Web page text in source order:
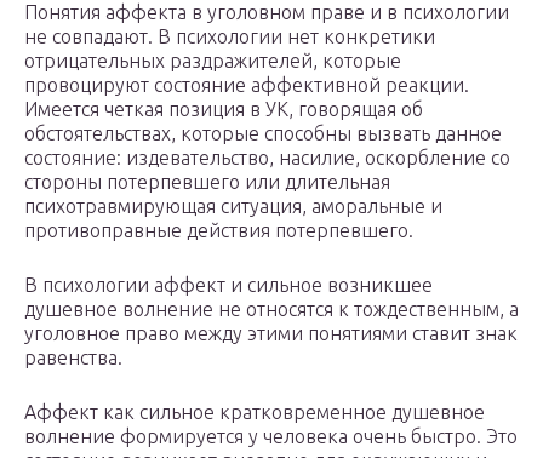
Понятия аффекта в уголовном праве и в психологии
не совпадают. В психологии нет конкретики
отрицательных раздражителей, которые
провоцируют состояние аффективной реакции.
Имеется четкая позиция в УК, говорящая об
обстоятельствах, которые способны вызвать данное
состояние: издевательство, насилие, оскорбление со
стороны потерпевшего или длительная
психотравмирующая ситуация, аморальные и
противоправные действия потерпевшего.
В психологии аффект и сильное возникшее
душевное волнение не относятся к тождественным, а
уголовное право между этими понятиями ставит знак
равенства.
Аффект как сильное кратковременное душевное
волнение формируется у человека очень быстро. Это